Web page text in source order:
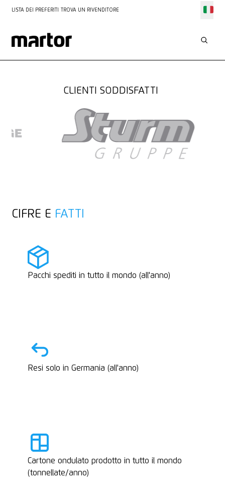
LISTA DEI PREFERITI TROVA UN RIVENDITORE
CLIENTI SODDISFATTI
CIFRE E FATTI
Pacchi spediti in tutto il mondo (all'anno)
Resi solo in Germania (all'anno)
Cartone ondulato prodotto in tutto il mondo
(tonnellate/anno)